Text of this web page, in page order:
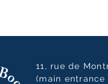
11, rue de
(main